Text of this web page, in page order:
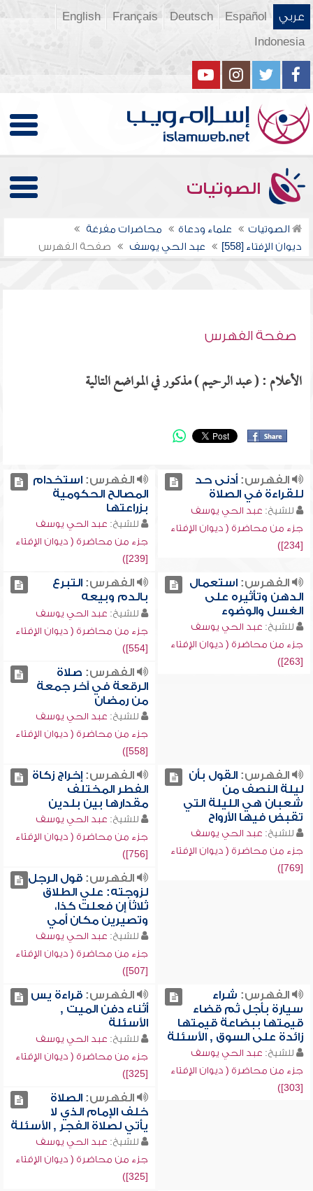
عربي Español
Deutsch
Français
English
Indonesia
الصوتيات
الصوتيات علماء ودعاة
محاضرات مفرغة
ديوان الإفتاء [558]
عبد الحي يوسف صفحة الفهرس
صفحة الفهرس
الأعلام : ( عبد الرحيم ) مذكور في المواضع التالية
الفهرس:أدنى حد
للقراءة في الصلاة
للشيخ: عبد الحي يوسف
جزء من محاضرة ( ديوان الإفتاء
[234])
الفهرس:استخدام
المصالح الحكومية
بزراعتها
للشيخ: عبد الحي يوسف
جزء من محاضرة ( ديوان الإفتاء
[239])
الفهرس:استعمال
الدهن وتأثيره على
الغسل والوضوء
للشيخ: عبد الحي يوسف
جزء من محاضرة ( ديوان الإفتاء
[263])
الفهرس:التبرع
بالدم وبيعه
للشيخ: عبد الحي يوسف
جزء من محاضرة ( ديوان الإفتاء
[554])
الفهرس: صلاة
الرقعة في آخر جمعة
من رمضان
للشيخ: عبد الحي يوسف
جزء من محاضرة ( ديوان الإفتاء
[558])
الفهرس:القول بأن
ليلة النصف من
شعبان هي الليلة التي
تقبض فيها الأرواح
للشيخ: عبد الحي يوسف
جزء من محاضرة ( ديوان الإفتاء
[769])
الفهرس:إخراج زكاة
الفطر المختلف
مقدارها بين بلدين
للشيخ: عبد الحي يوسف
جزء من محاضرة ( ديوان الإفتاء
[756])
الفهرس:قول الرجل
لزوجته: علي الطلاق
ثلاثاً إن فعلت كذا،
وتصيرين مكان أمي
للشيخ: عبد الحي يوسف
جزء من محاضرة ( ديوان الإفتاء
[507])
الفهرس: شراء
سيارة بأجل ثم قضاء
قيمتها ببضاعة قيمتها
زائدة على السوق , الأسئلة
للشيخ: عبد الحي يوسف
جزء من محاضرة ( ديوان الإفتاء
[303])
الفهرس:قراءة يس
أثناء دفن الميت ,
الأسئلة
للشيخ: عبد الحي يوسف
جزء من محاضرة ( ديوان الإفتاء
[325])
الفهرس:الصلاة
خلف الإمام الذي لا
يأتي لصلاة الفجر , الأسئلة
للشيخ: عبد الحي يوسف
جزء من محاضرة ( ديوان الإفتاء
[325])